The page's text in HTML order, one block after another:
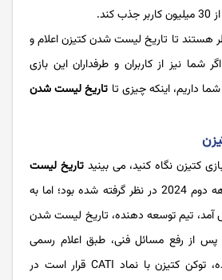
هستند تا تاریخ لیست شدن کتیزن اعلام و
شما نیز از کاربران و طرفداران این بازی
داریم، اینکه چیزی تا تاریخ لیست شدن
کتیزن نگاه کنید، می بینیدتاریخ لیست
برای سه ماهه دوم 2024 در نظر گرفته شده بود؛ اما به
تیم توسعه دهنده، تاریخ لیست شدن
پس از رفع مسائل فنی، طبق اعلام رسمی
توسط تیم توسعه دهنده، توکن کتیزن با نماد CATI قرار است در